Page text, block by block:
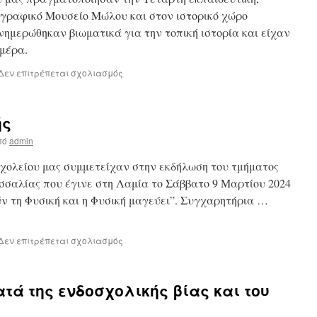
Μουσείο Μώλου και στον ιστορικό χώρο
βιωματικά για την τοπική ιστορία και είχαν
επιτρέπεται σχολιασμός
στις
Θερμοπύλες.
admin
μας συμμετείχαν στην εκδήλωση του τμήματος
που έγινε στη Λαμία το Σάββατο 9 Μαρτίου 2024
τη Φυσική και η Φυσική μαγεύει”. Συγχαρητήρια …
επιτρέπεται σχολιασμός
Φυσικής
της ενδοσχολικής βίας και του